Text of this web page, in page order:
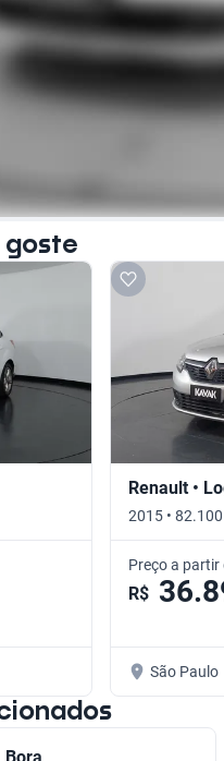
goste
Renault •
2015 •
Preço a partir
R$
São Paulo